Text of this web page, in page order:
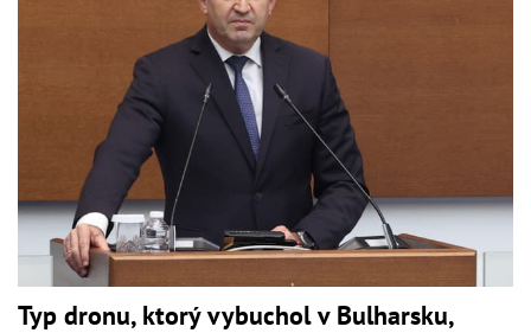
Typ dronu, ktorý vybuchol v Bulharsku,